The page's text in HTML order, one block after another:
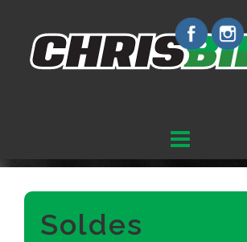
contenu
Soldes